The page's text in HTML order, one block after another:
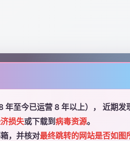
年至今已运营 8 年以上）， 近期发
损失或下载到 病毒资源。
，并核对最终跳转的网站是否如图
M站从2018年1.0版至今已运营
✨ 我们一
⏳ 将在 86